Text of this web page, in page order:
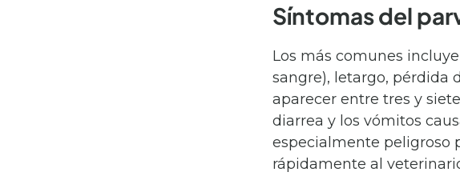
Síntomas del
Los más comunes
sangre), letargo, pérdida
aparecer entre tres y
diarrea y los vómitos
especialmente peligroso
rápidamente al